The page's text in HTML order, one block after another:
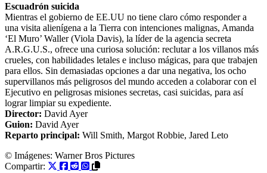
Escuadrón suicida
Mientras el gobierno de EE.UU no tiene claro cómo responder a
una visita alienígena a la Tierra con intenciones malignas, Amanda
‘El Muro’ Waller (Viola Davis), la líder de la agencia secreta
A.R.G.U.S., ofrece una curiosa solución: reclutar a los villanos más
crueles, con habilidades letales e incluso mágicas, para que trabajen
para ellos. Sin demasiadas opciones a dar una negativa, los ocho
supervillanos más peligrosos del mundo acceden a colaborar con el
Ejecutivo en peligrosas misiones secretas, casi suicidas, para así
lograr limpiar su expediente.
Director: David Ayer
Guion: David Ayer
Reparto principal: Will Smith, Margot Robbie, Jared Leto
© Imágenes: Warner Bros Pictures
Compartir: